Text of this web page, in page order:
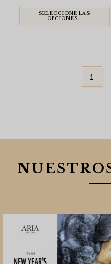
era:
$920.00.
es:
$680.00.
SELECCIONE LAS
OPCIONES...
1